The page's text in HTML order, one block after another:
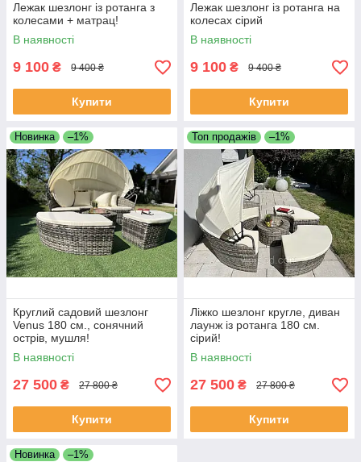
Лежак шезлонг із ротанга з
колесами + матрац!
В наявності
9 100 ₴ 9 400 ₴
Купити
Лежак шезлонг із ротанга на
колесах сірий
В наявності
9 100 ₴ 9 400 ₴
Купити
Новинка –1%
Круглий садовий шезлонг
Venus 180 см., сонячний
острів, мушля!
В наявності
27 500 ₴ 27 800 ₴
Купити
Топ продажів –1%
Ліжко шезлонг кругле, диван
лаунж із ротанга 180 см.
сірий!
В наявності
27 500 ₴ 27 800 ₴
Купити
Новинка –1%